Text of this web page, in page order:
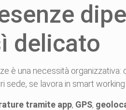
delicato
è una necessità organizzativa:
sede, se lavora in smart
tramite app, GPS,